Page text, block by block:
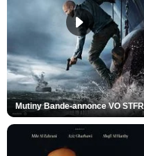
Mutiny Bande-annonce VO STFR